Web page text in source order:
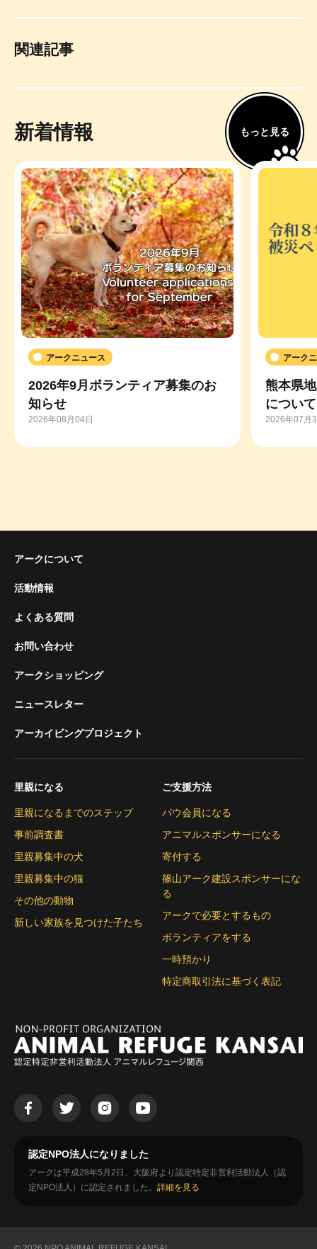
関連記事
新着情報 もっと見る
アークニュース
2026年9月ボランティア募集のお
知らせ
2026年08月04日
アーク
熊本県
について
2026年07月
アークについて
活動情報
よくある質問
お問い合わせ
アークショッピング
ニュースレター
アーカイビングプロジェクト
里親になる
里親になるまでのステップ
事前調査書
里親募集中の犬
里親募集中の猫
その他の動物
新しい家族を見つけた子たち
ご支援方法
パウ会員になる
アニマルスポンサーになる
寄付する
篠山アーク建設スポンサーにな
る
アークで必要とするもの
ボランティアをする
一時預かり
特定商取引法に基づく表記
認定NPO法人になりました
アークは平成28年5月2日、大阪府より認定特定非営利活動法人（認
定NPO法人）に認定されました。 詳細を見る